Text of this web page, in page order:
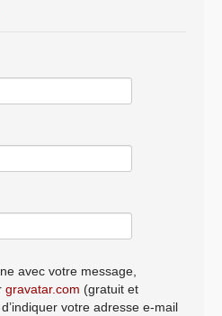
avec votre message,
gravatar.com (gratuit et
votre adresse e-mail